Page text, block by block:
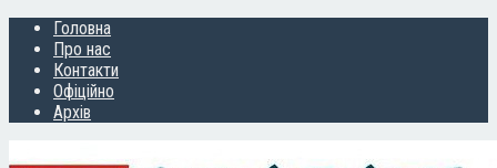
Головна
Про нас
Контакти
Офіційно
Архів